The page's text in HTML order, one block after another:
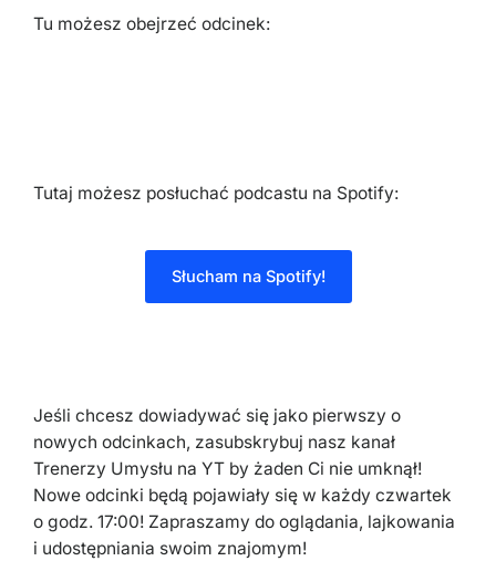
Tu możesz obejrzeć odcinek:
Tutaj możesz posłuchać podcastu na Spotify:
Słucham na Spotify!
Jeśli chcesz dowiadywać się jako pierwszy o
nowych odcinkach, zasubskrybuj nasz kanał
Trenerzy Umysłu na YT by żaden Ci nie umknął!
Nowe odcinki będą pojawiały się w każdy czwartek
o godz. 17:00! Zapraszamy do oglądania, lajkowania
i udostępniania swoim znajomym!